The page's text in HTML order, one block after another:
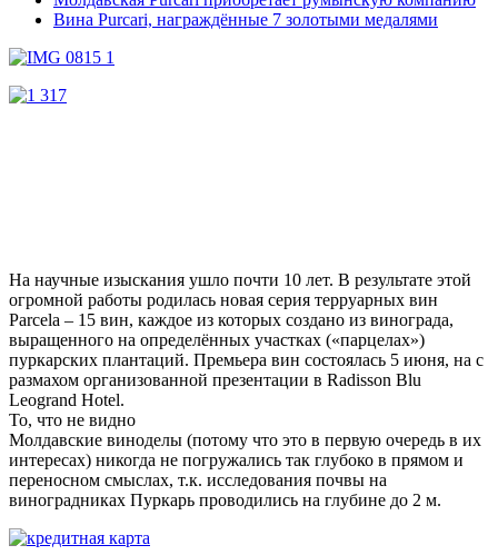
Вина Purcari, награждённые 7 золотыми медалями
На научные изыскания ушло почти 10 лет. В результате этой
огромной работы родилась новая серия терруарных вин
Parcela – 15 вин, каждое из которых создано из винограда,
выращенного на определённых участках («парцелах»)
пуркарских плантаций. Премьера вин состоялась 5 июня, на с
размахом организованной презентации в Radisson Blu
Leogrand Hotel.
То, что не видно
Молдавские виноделы (потому что это в первую очередь в их
интересах) никогда не погружались так глубоко в прямом и
переносном смыслах, т.к. исследования почвы на
виноградниках Пуркарь проводились на глубине до 2 м.